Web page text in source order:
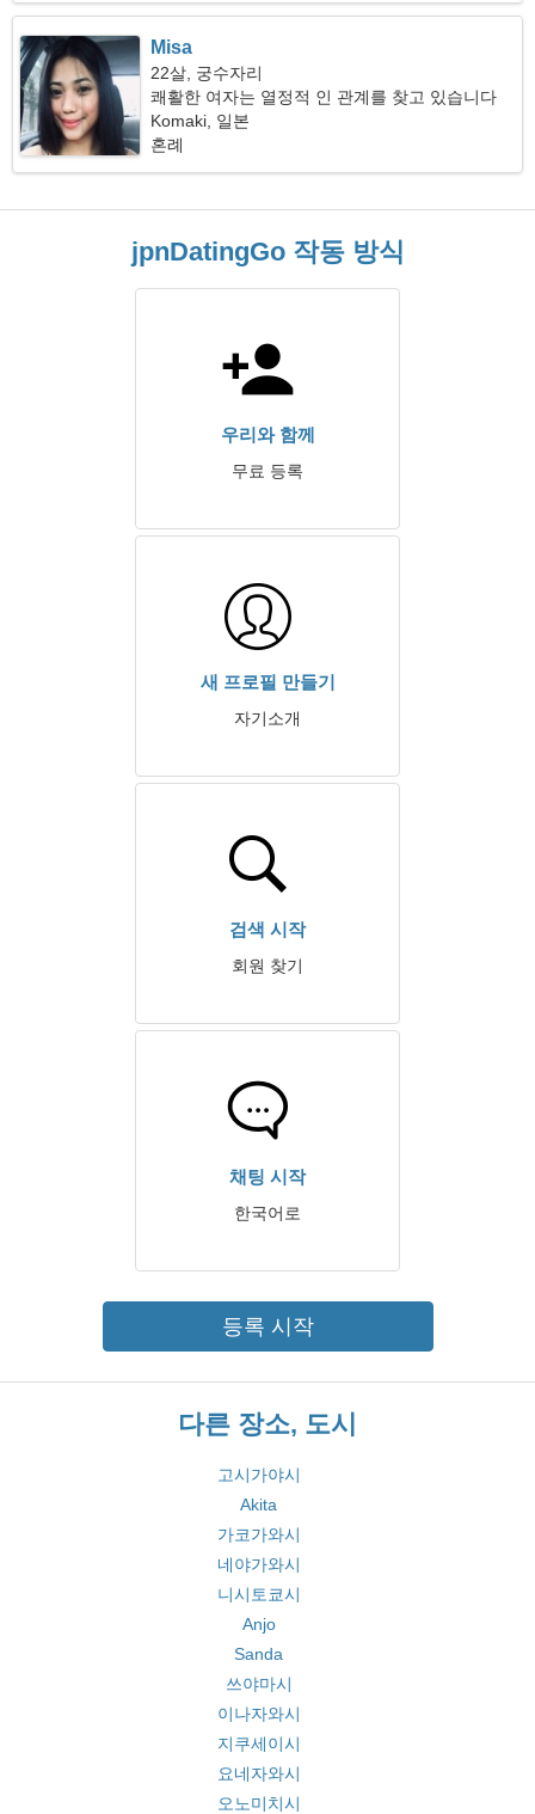
Misa
22살, 궁수자리
쾌활한 여자는 열정적 인 관계를 찾고 있습니다
Komaki, 일본
혼례
jpnDatingGo 작동 방식
우리와 함께
무료 등록
새 프로필 만들기
자기소개
검색 시작
회원 찾기
채팅 시작
한국어로
등록 시작
다른 장소, 도시
고시가야시
Akita
가코가와시
네야가와시
니시토쿄시
Anjo
Sanda
쓰야마시
이나자와시
지쿠세이시
요네자와시
오노미치시